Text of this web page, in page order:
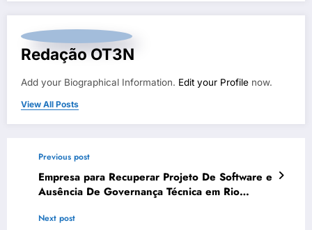
Redação OT3N
Add your Biographical Information. Edit your Profile now.
View All Posts
Previous post
Empresa para Recuperar Projeto De Software e
Ausência De Governança Técnica em Rio
Next post